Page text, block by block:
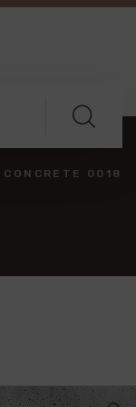
CONCRETE 0018